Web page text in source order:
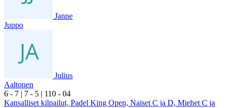
Janne
Juppo
Julius
Aaltonen
6 - 7 | 7 - 5 | 110 - 04
Kansalliset kilpailut, Padel King Open, Naiset C ja D, Miehet C ja